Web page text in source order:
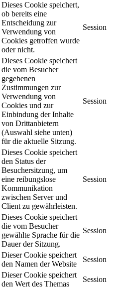
Dieses Cookie speichert,
ob bereits eine
Entscheidung zur
Verwendung von
Cookies getroffen wurde
oder nicht.
Session
Dieses Cookie speichert
die vom Besucher
gegebenen
Zustimmungen zur
Verwendung von
Cookies und zur
Einbindung der Inhalte
von Drittanbietern
(Auswahl siehe unten)
für die aktuelle Sitzung.
Session
Dieses Cookie speichert
den Status der
Besuchersitzung, um
eine reibungslose
Kommunikation
zwischen Server und
Client zu gewährleisten.
Session
Dieses Cookie speichert
die vom Besucher
gewählte Sprache für die
Dauer der Sitzung.
Session
Dieser Cookie speichert
den Namen der Website
Session
Dieser Cookie speichert
den Wert des Themas
Session